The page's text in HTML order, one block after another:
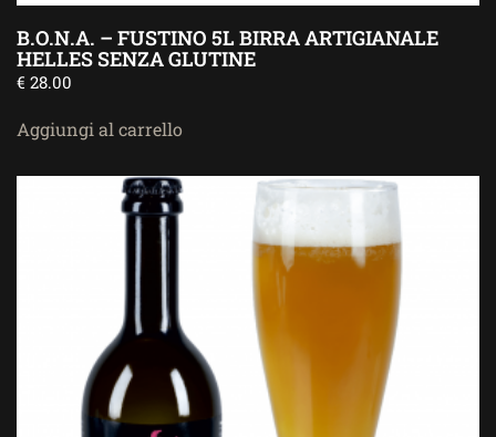
B.O.N.A. – FUSTINO 5L BIRRA ARTIGIANALE
HELLES SENZA GLUTINE
€ 28.00
Aggiungi al carrello